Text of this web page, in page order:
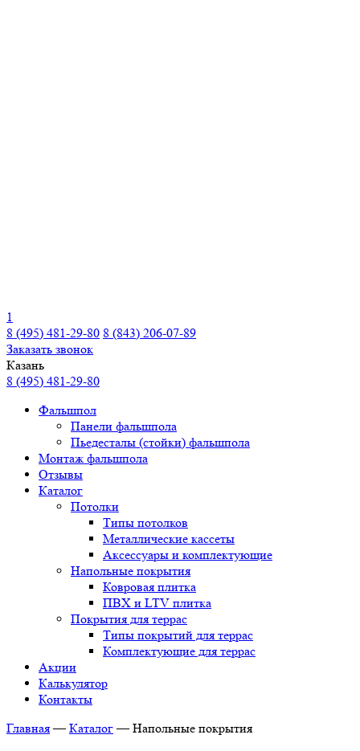
1
8 (495) 481-29-80 8 (843) 206-07-89
Заказать звонок
Казань
8 (495) 481-29-80
Фальшпол
Панели фальшпола
Пьедесталы (стойки) фальшпола
Монтаж фальшпола
Отзывы
Каталог
Потолки
Типы потолков
Металлические кассеты
Аксессуары и комплектующие
Напольные покрытия
Ковровая плитка
ПВХ и LTV плитка
Покрытия для террас
Типы покрытий для террас
Комплектующие для террас
Акции
Калькулятор
Контакты
Главная — Каталог — Напольные покрытия